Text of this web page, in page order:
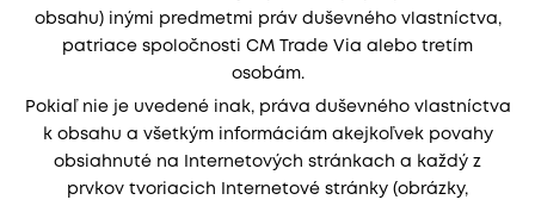
obsahu) inými predmetmi práv duševného vlastníctva,
patriace spoločnosti CM Trade Via alebo tretím
osobám.
Pokiaľ nie je uvedené inak, práva duševného vlastníctva
k obsahu a všetkým informáciám akejkoľvek povahy
obsiahnuté na Internetových stránkach a každý z
prvkov tvoriacich Internetové stránky (obrázky,